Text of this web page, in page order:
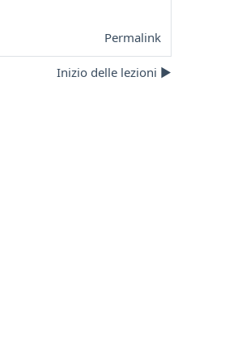
Permalink
Inizio delle lezioni ▶︎